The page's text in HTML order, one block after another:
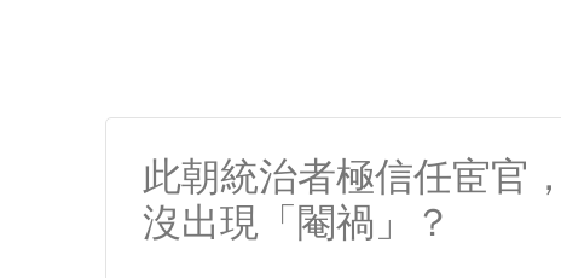
此朝統治者極信任宦官
沒出現「閹禍」？